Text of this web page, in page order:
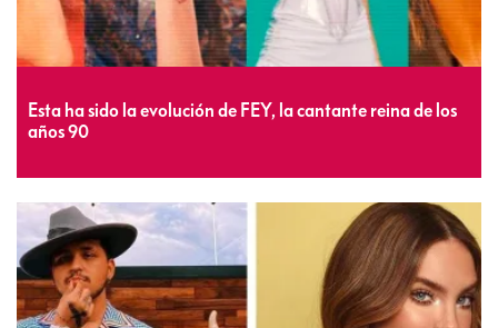
Esta ha sido la evolución de FEY, la cantante reina de los
años 90